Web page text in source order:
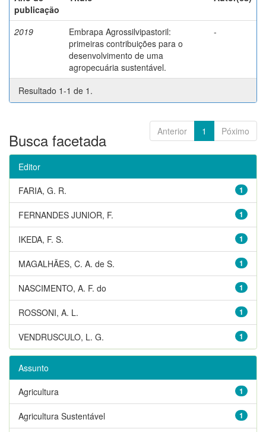
publicação
2019
Embrapa Agrossilvipastoril:
primeiras contribuições para o
desenvolvimento de uma
agropecuária sustentável.
-
Resultado 1-1 de 1.
Anterior 1 Póximo
Busca facetada
Editor
1
FARIA, G. R.
1
FERNANDES JUNIOR, F.
1
IKEDA, F. S.
1
MAGALHÃES, C. A. de S.
1
NASCIMENTO, A. F. do
1
ROSSONI, A. L.
1
VENDRUSCULO, L. G.
Assunto
1
Agricultura
1
Agricultura Sustentável